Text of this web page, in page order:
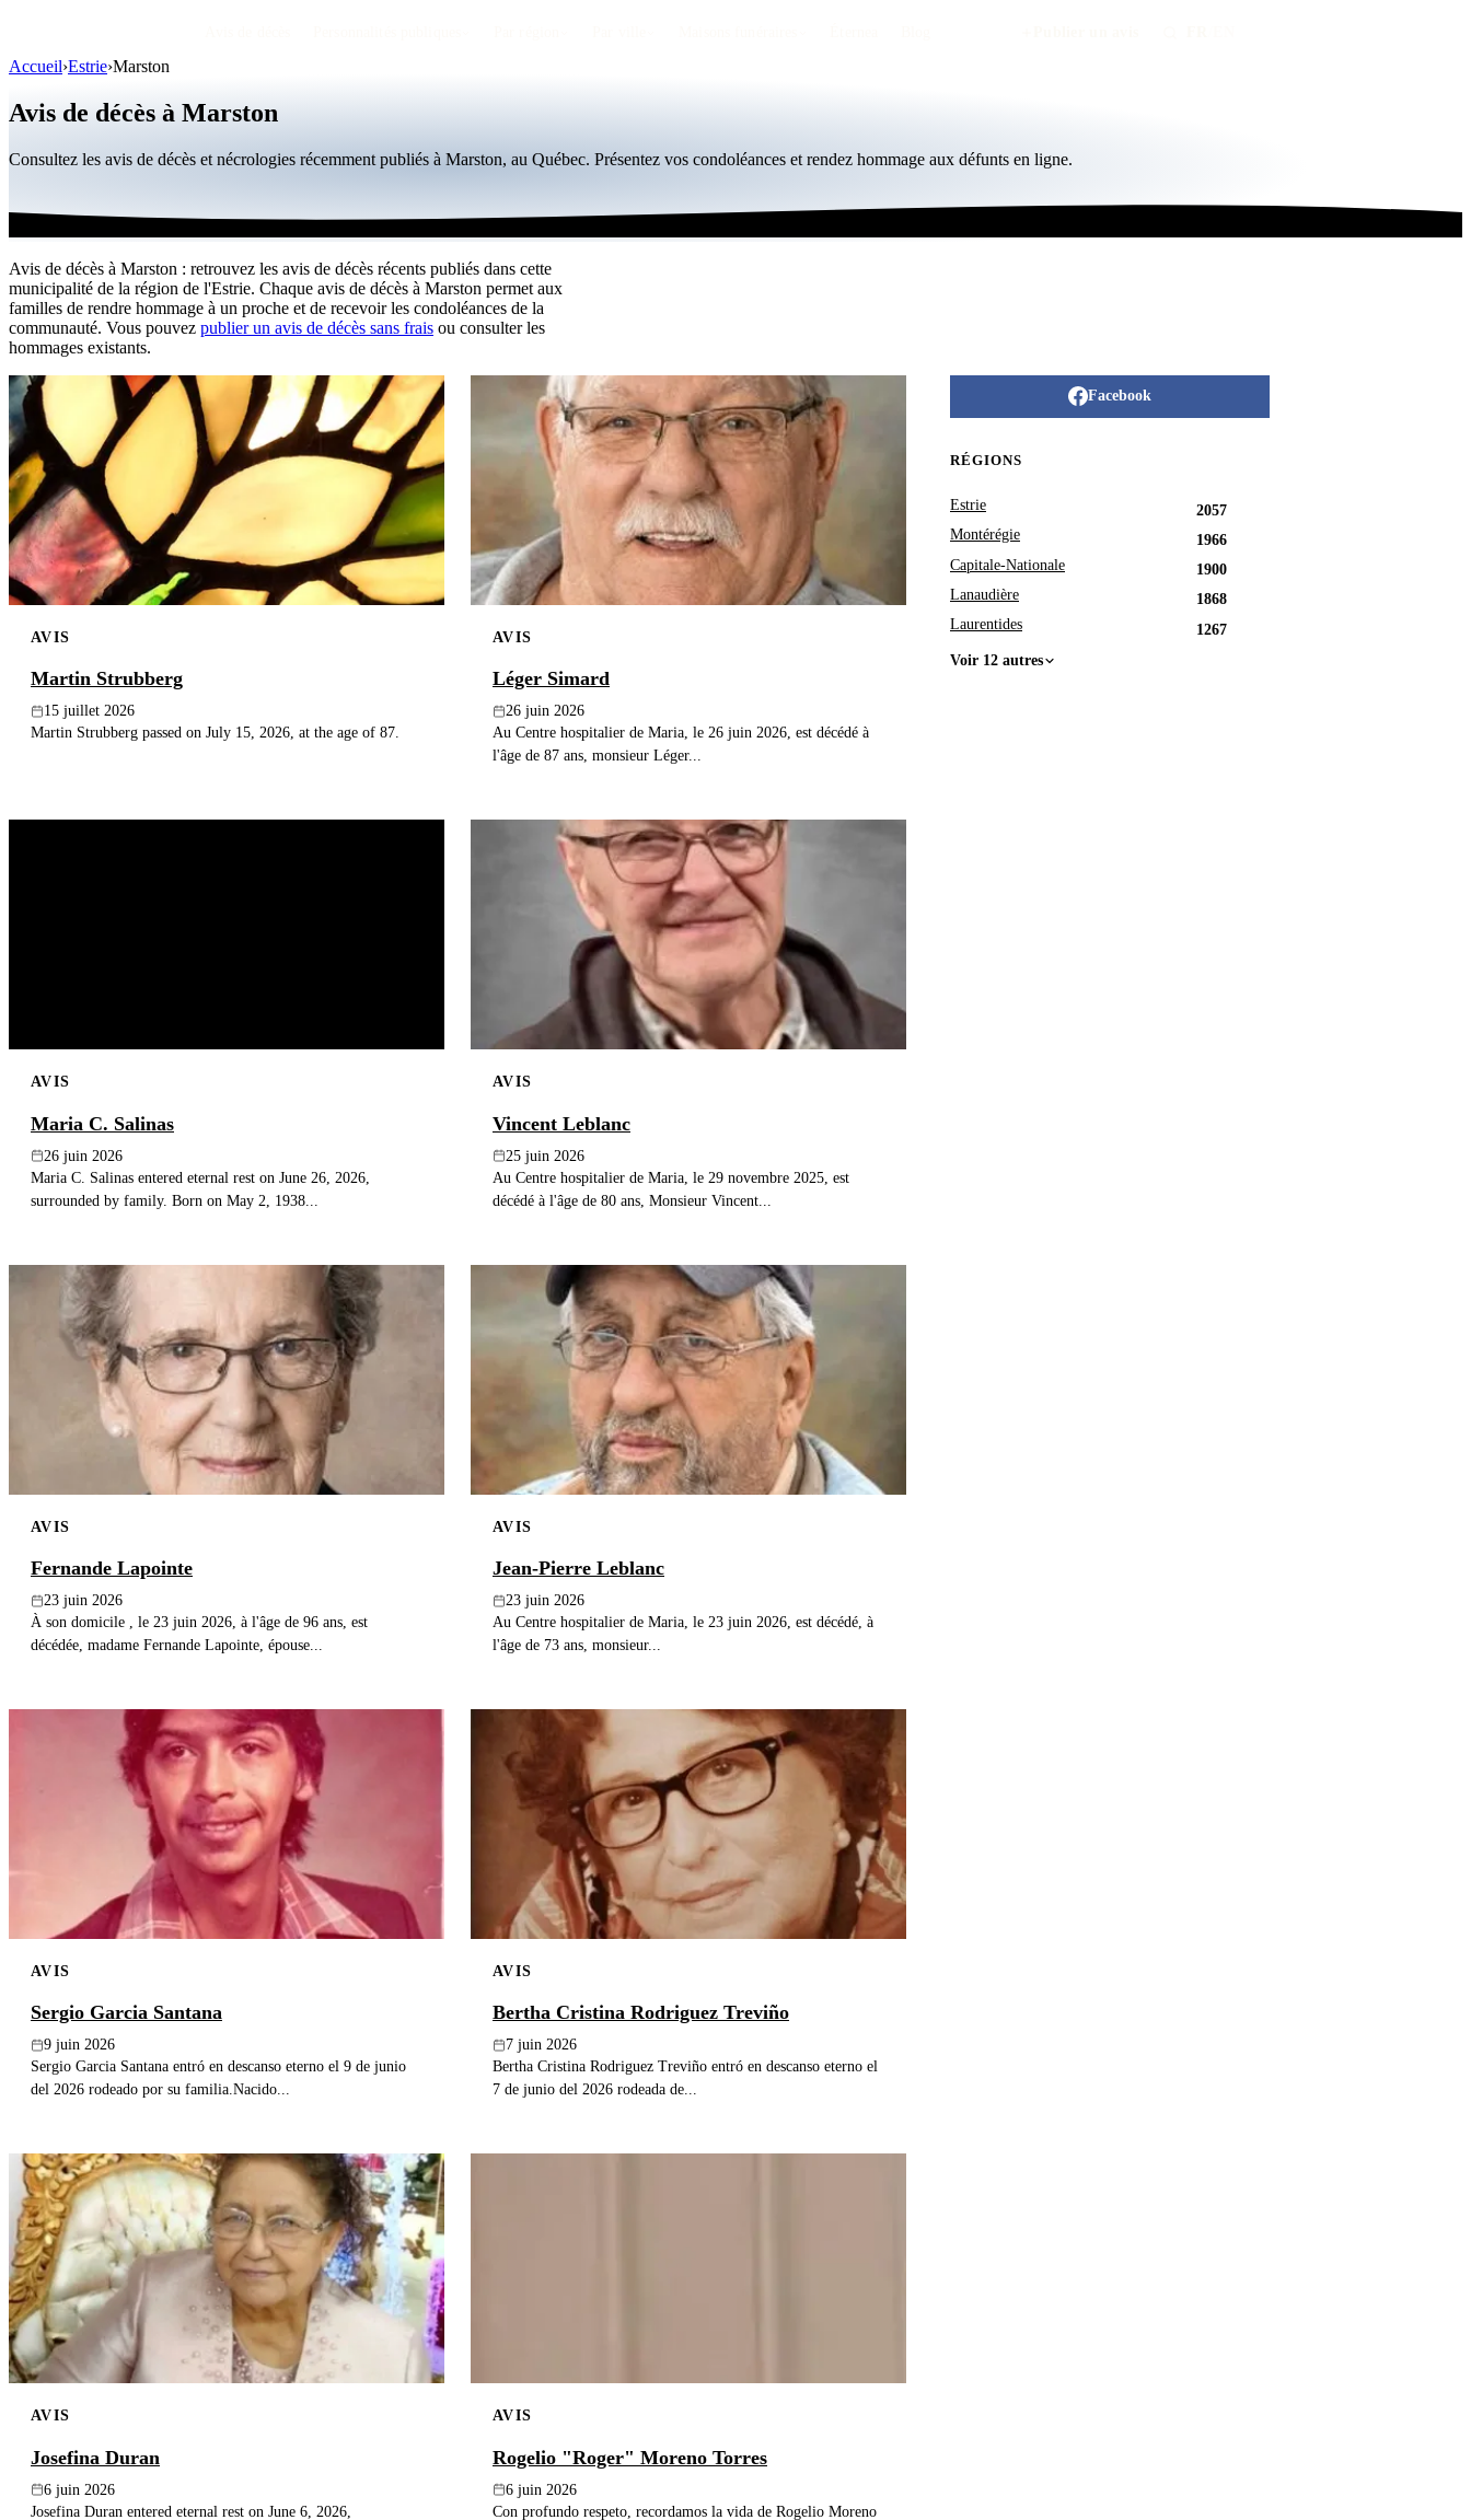
Accueil›Estrie›Marston
Avis de décès à Marston
Consultez les avis de décès et nécrologies récemment publiés à Marston, au Québec. Présentez vos condoléances et rendez hommage aux défunts en ligne.
Avis de décès à Marston : retrouvez les avis de décès récents publiés dans cette
municipalité de la région de l'Estrie. Chaque avis de décès à Marston permet aux
familles de rendre hommage à un proche et de recevoir les condoléances de la
communauté. Vous pouvez publier un avis de décès sans frais ou consulter les
hommages existants.
AVIS
Martin Strubberg
15 juillet 2026
Martin Strubberg passed on July 15, 2026, at the age of 87.
AVIS
Léger Simard
26 juin 2026
Au Centre hospitalier de Maria, le 26 juin 2026, est décédé à
l'âge de 87 ans, monsieur Léger...
AVIS
Maria C. Salinas
26 juin 2026
Maria C. Salinas entered eternal rest on June 26, 2026,
surrounded by family. Born on May 2, 1938...
AVIS
Vincent Leblanc
25 juin 2026
Au Centre hospitalier de Maria, le 29 novembre 2025, est
décédé à l'âge de 80 ans, Monsieur Vincent...
AVIS
Fernande Lapointe
23 juin 2026
À son domicile , le 23 juin 2026, à l'âge de 96 ans, est
décédée, madame Fernande Lapointe, épouse...
AVIS
Jean-Pierre Leblanc
23 juin 2026
Au Centre hospitalier de Maria, le 23 juin 2026, est décédé, à
l'âge de 73 ans, monsieur...
AVIS
Sergio Garcia Santana
9 juin 2026
Sergio Garcia Santana entró en descanso eterno el 9 de junio
del 2026 rodeado por su familia.Nacido...
AVIS
Bertha Cristina Rodriguez Treviño
7 juin 2026
Bertha Cristina Rodriguez Treviño entró en descanso eterno el
7 de junio del 2026 rodeada de...
AVIS
Josefina Duran
6 juin 2026
Josefina Duran entered eternal rest on June 6, 2026,
AVIS
Rogelio "Roger" Moreno Torres
6 juin 2026
Con profundo respeto, recordamos la vida de Rogelio Moreno
Facebook
RÉGIONS
Estrie
2057
Montérégie
1966
Capitale-Nationale
1900
Lanaudière
1868
Laurentides
1267
Voir 12 autres